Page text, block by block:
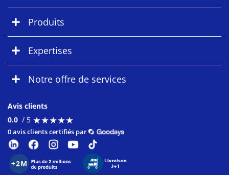
Produits
Expertises
Notre offre de services
Avis clients
0.0 / 5 ★★★★★
★★★★★
0 avis clients certifiés par